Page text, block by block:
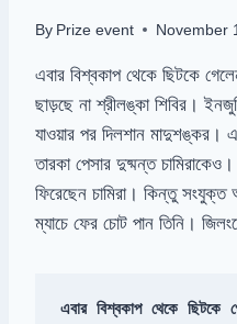
By Prize event November
এবার বিশ্বকাপ থেকে ছিটকে
ছাড়ছে না শ্রীলঙ্কা শিবির।
যাওয়ার পর দিলশান মাদুশঙ্কর।
তারকা পেসার দুষ্মন্ত চামিরাকেও।
ফিরেছেন চামিরা। কিন্তু সংযুক্ত
ম্যাচে ফের চোট পান তিনি।
এবার বিশ্বকাপ থেকে ছিটকে